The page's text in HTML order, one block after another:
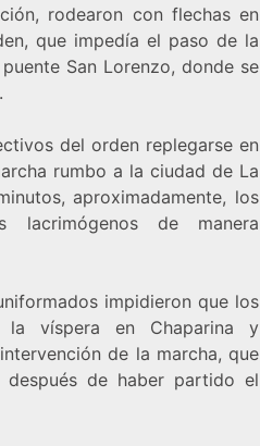
rodearon con flechas en
que impedía el paso de la
San Lorenzo, donde se
del orden replegarse en
rumbo a la ciudad de La
aproximadamente, los
lacrimógenos de manera
impidieron que los
la víspera en Chaparina y
de la marcha, que
de haber partido el